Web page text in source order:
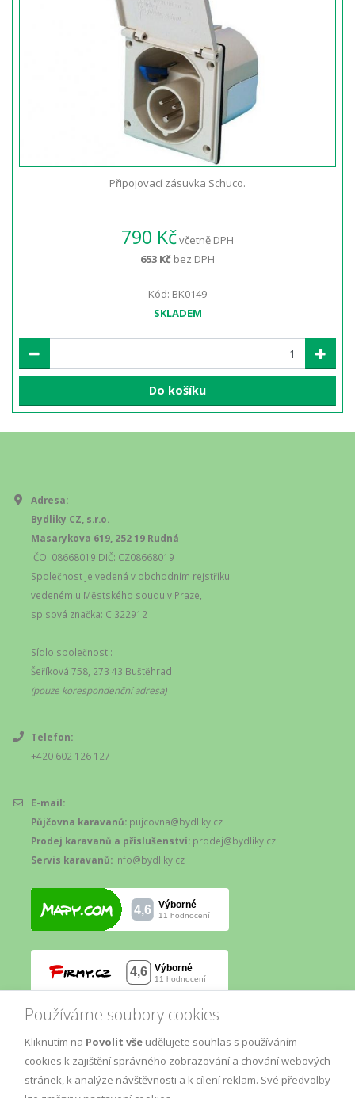
Používáme soubory cookies
Kliknutím na Povolit vše udělujete souhlas s používáním
cookies k zajištění správného zobrazování a chování webových
stránek, k analýze návštěvnosti a k cílení reklam. Své předvolby
Připojovací zásuvka Schuco.
790 Kčvčetně DPH
653 Kč bez DPH
Kód: BK0149
SKLADEM
Do košíku
Adresa:
Bydliky CZ, s.r.o.
Masarykova 619, 252 19 Rudná
IČO: 08668019 DIČ: CZ08668019
Společnost je vedená v obchodním rejstříku
vedeném u Městského soudu v Praze,
spisová značka: C 322912
Sídlo společnosti:
Šeříková 758, 273 43 Buštěhrad
(pouze korespondenční adresa)
Telefon:
+420 602 126 127
E-mail:
Půjčovna karavanů: pujcovna@bydliky.cz
Prodej karavanů a příslušenství: prodej@bydliky.cz
Servis karavanů: info@bydliky.cz